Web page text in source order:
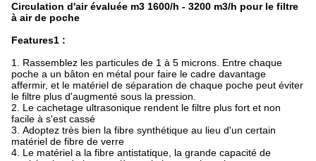
Circulation d'air évaluée m3 1600/h - 3200 m3/h pour le filtre
à air de poche
Features1 :
1. Rassemblez les particules de 1 à 5 microns. Entre chaque
poche a un bâton en métal pour faire le cadre davantage
affermir, et le matériel de séparation de chaque poche peut éviter
le filtre plus d'augmenté sous la pression.
2. Le cachetage ultrasonique rendent le filtre plus fort et non
facile à s'est cassé
3. Adoptez très bien la fibre synthétique au lieu d'un certain
matériel de fibre de verre
4. Le matériel a la fibre antistatique, la grande capacité de